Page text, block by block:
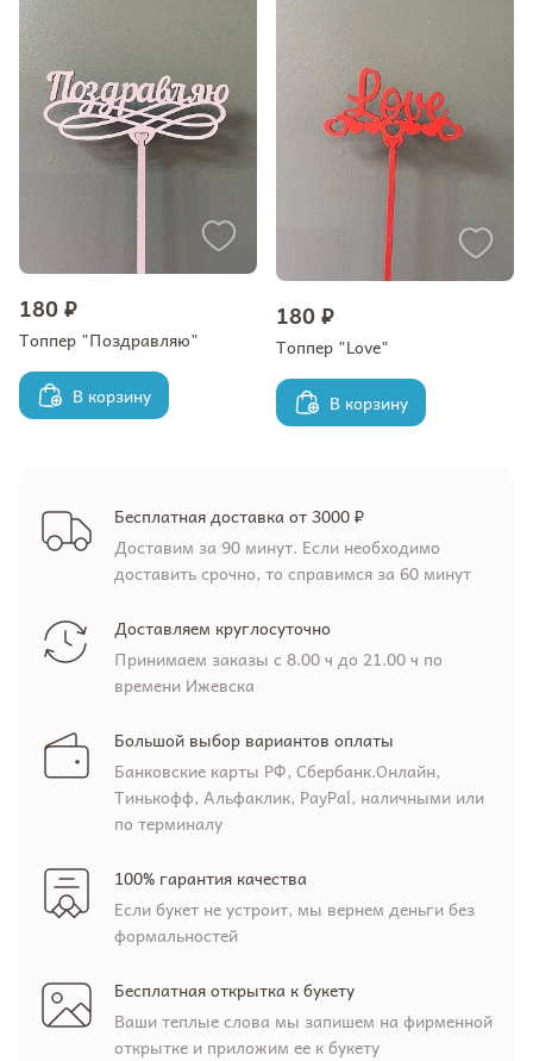
180 ₽
Топпер "Поздравляю"
В корзину
180 ₽
Топпер "Love"
В корзину
Бесплатная доставка от 3000 ₽
Доставим за 90 минут. Если необходимо
доставить срочно, то справимся за 60 минут
Доставляем круглосуточно
Принимаем заказы с 8.00 ч до 21.00 ч по
времени Ижевска
Большой выбор вариантов оплаты
Банковские карты РФ, Сбербанк.Онлайн,
Тинькофф, Альфаклик, PayPal, наличными или
по терминалу
100% гарантия качества
Если букет не устроит, мы вернем деньги без
формальностей
Бесплатная открытка к букету
Ваши теплые слова мы запишем на фирменной
открытке и приложим ее к букету